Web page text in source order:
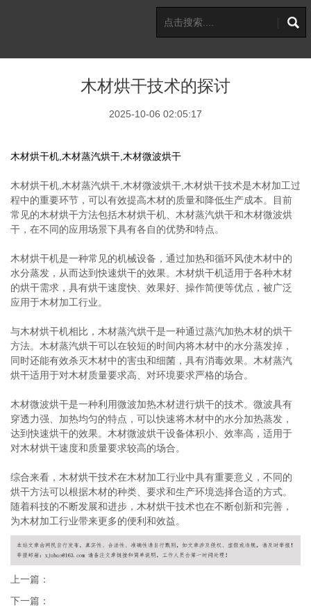
木材烘干技术的探讨
2025-10-06 02:05:17
木材烘干机,木材蒸汽烘干,木材微波烘干
木材烘干机,木材蒸汽烘干,木材微波烘干,木材烘干技术是木材加工过
程中的重要环节，可以有效提高木材的质量和降低生产成本。目前
常见的木材烘干方法包括木材烘干机、木材蒸汽烘干和木材微波烘
干，在不同的应用场景下具有各自的优势和特点。
木材烘干机是一种常见的机械设备，通过加热和循环风使木材中的
水分蒸发，从而达到快速烘干的效果。木材烘干机适用于各种木材
的烘干需求，具有烘干速度快、效果好、操作简便等优点，被广泛
应用于木材加工行业。
与木材烘干机相比，木材蒸汽烘干是一种通过蒸汽加热木材的烘干
方法。木材蒸汽烘干可以在较短的时间内将木材中的水分蒸发掉，
同时还能有效杀灭木材中的害虫和细菌，具有消毒效果。木材蒸汽
烘干适用于对木材质量要求高、对环境要求严格的场合。
木材微波烘干是一种利用微波加热木材进行烘干的技术。微波具有
穿透力强、加热均匀的特点，可以快速将木材中的水分加热蒸发，
达到快速烘干的效果。木材微波烘干设备体积小、效率高，适用于
对木材烘干速度和质量要求较高的场合。
综合来看，木材烘干技术在木材加工行业中具有重要意义，不同的
烘干方法可以根据木材的种类、要求和生产环境选择合适的方式。
随着科技的不断发展和进步，木材烘干技术也在不断创新和完善，
为木材加工行业带来更多的便利和效益。
上一篇：
下一篇：